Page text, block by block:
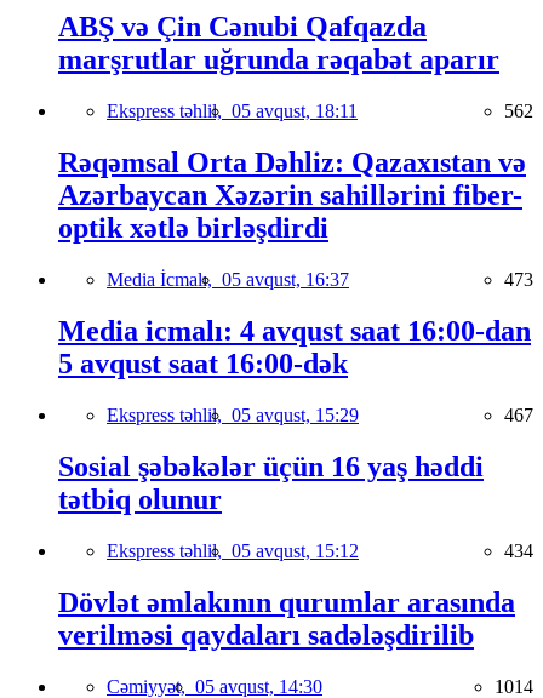
ABŞ və Çin Cənubi Qafqazda
marşrutlar uğrunda rəqabət aparır
Ekspress təhlil, 05 avqust, 18:11 562
Rəqəmsal Orta Dəhliz: Qazaxıstan və
Azərbaycan Xəzərin sahillərini fiber-
optik xətlə birləşdirdi
Media İcmalı, 05 avqust, 16:37 473
Media icmalı: 4 avqust saat 16:00-dan
5 avqust saat 16:00-dək
Ekspress təhlil, 05 avqust, 15:29 467
Sosial şəbəkələr üçün 16 yaş həddi
tətbiq olunur
Ekspress təhlil, 05 avqust, 15:12 434
Dövlət əmlakının qurumlar arasında
verilməsi qaydaları sadələşdirilib
Cəmiyyət, 05 avqust, 14:30 1014